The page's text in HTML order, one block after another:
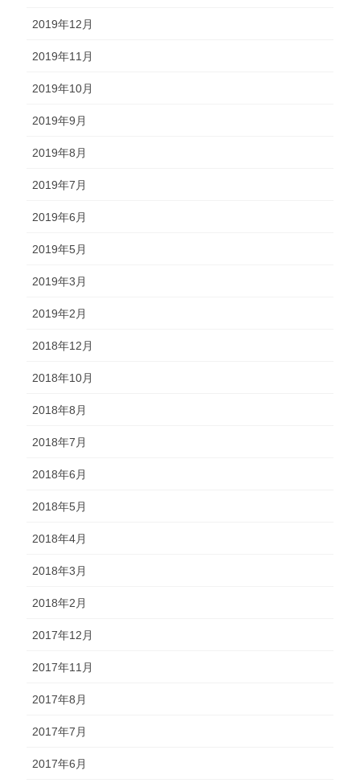
2019年12月
2019年11月
2019年10月
2019年9月
2019年8月
2019年7月
2019年6月
2019年5月
2019年3月
2019年2月
2018年12月
2018年10月
2018年8月
2018年7月
2018年6月
2018年5月
2018年4月
2018年3月
2018年2月
2017年12月
2017年11月
2017年8月
2017年7月
2017年6月